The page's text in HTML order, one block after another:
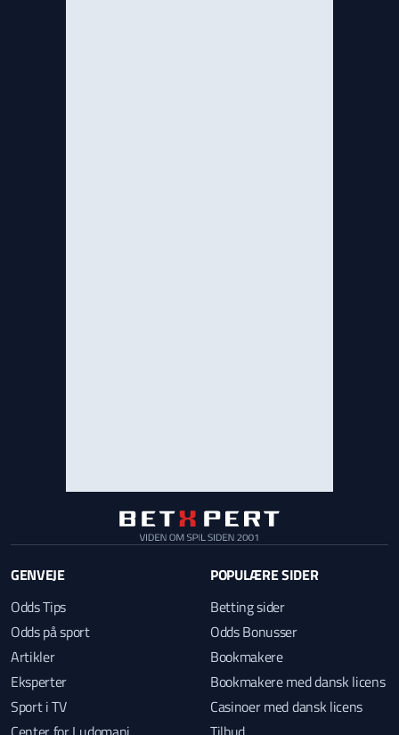
GENVEJE
Odds Tips
Odds på sport
Artikler
Eksperter
Sport i TV
POPULÆRE SIDER
Betting sider
Odds Bonusser
Bookmakere
Bookmakere med dansk licens
Casinoer med dansk licens